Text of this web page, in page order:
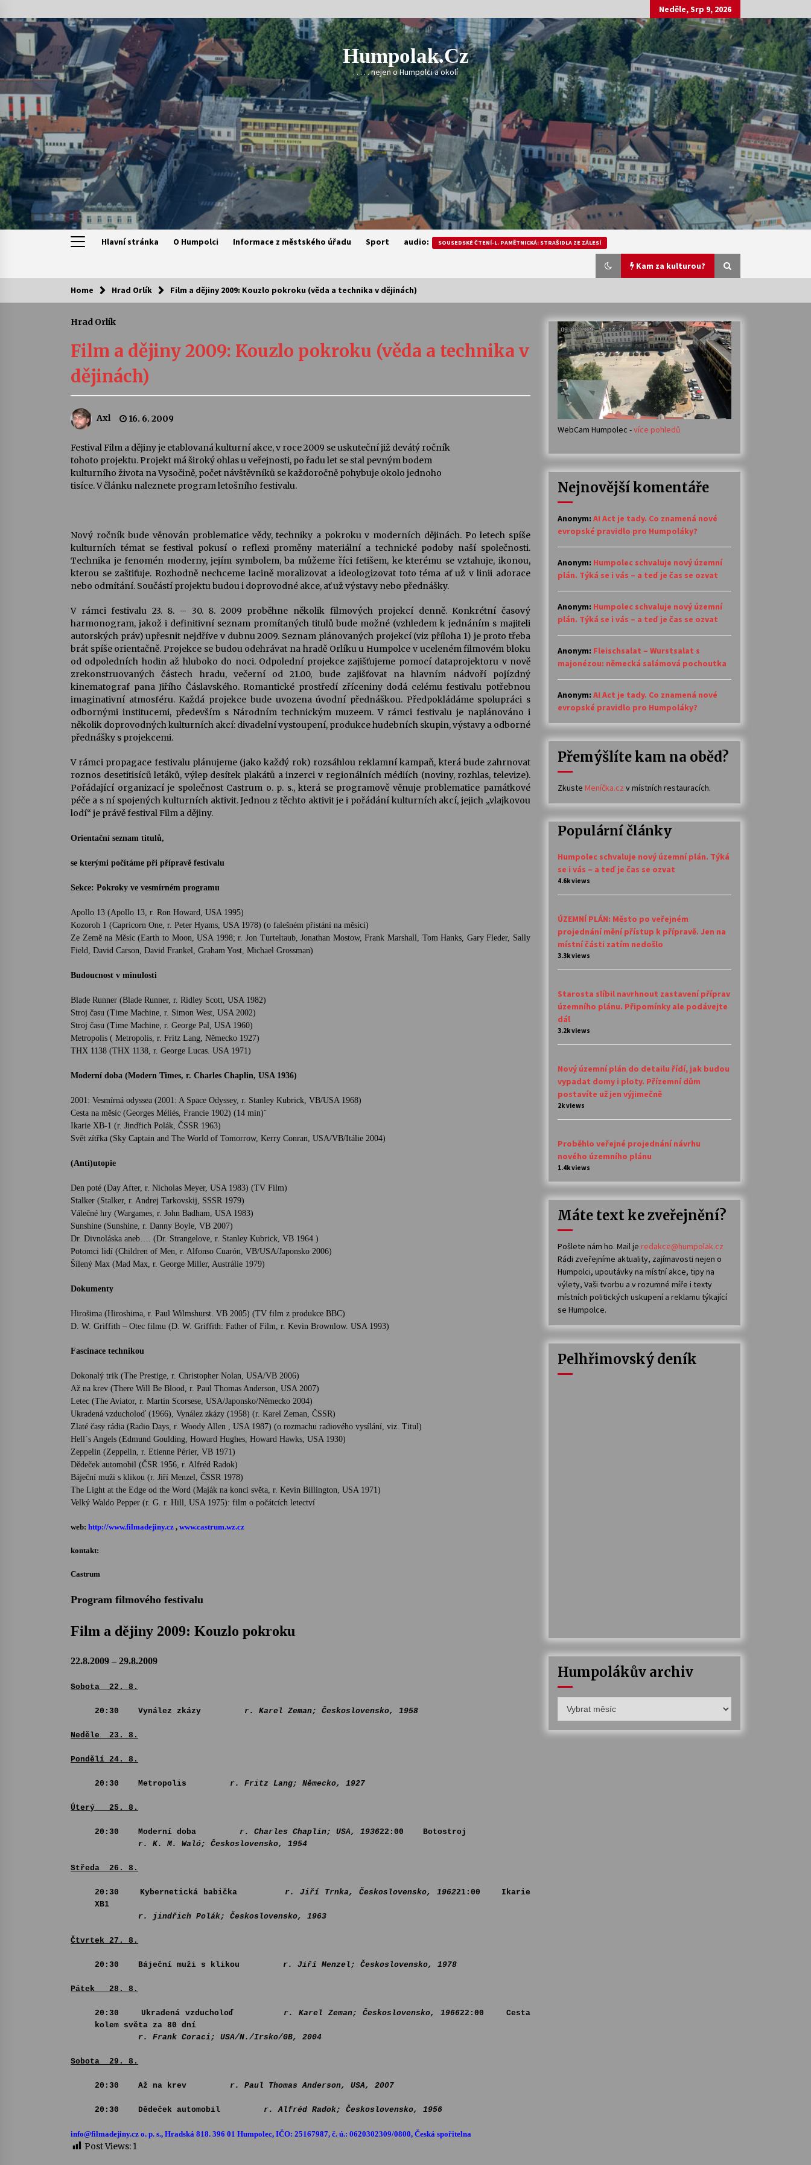
to
content
Neděle, Srp 9, 2026
Humpolak.cz
. . . . . nejen o Humpolci a okolí
Hlavní stránka O Humpolci Informace z městského úřadu Sport audio: SOUSEDSKÉ ČTENÍ-L. PAMĚTNICKÁ: STRAŠIDLA ZE ZÁLESÍ
Kam za kulturou?
Kam za kulturou?
Camerata a Sukuba Ensemble
4. 8. 2026
Stávám se kapkou
30. 7. 2026
Veselí muzikanti
30. 7. 2026
Quijotova šedesátka: 28. 7.–1. 8.
28. 7. 2026
Kolchoz a Jenakaši
Votavžatský ploty
23. 7. 2026
Letní koncerty ve Stromovce: Rufus
Miller
22. 7. 2026
Vysočinka
17. 7. 2026 14. 7. 2026
30. 6. 2026
Home Hrad Orlík Film a dějiny 2009: Kouzlo pokroku (věda a technika v dějinách)
Hrad Orlík
Film a dějiny 2009: Kouzlo pokroku (věda a technika v
dějinách)
Axl 16. 6. 2009
Festival Film a dějiny je etablovaná kulturní akce, v roce 2009 se uskuteční již devátý ročník
tohoto projektu. Projekt má široký ohlas u veřejnosti, po řadu let se stal pevným bodem
kulturního života na Vysočině, počet návštěvníků se každoročně pohybuje okolo jednoho
tisíce. V článku naleznete program letošního festivalu.
Nový ročník bude věnován problematice vědy, techniky a pokroku v moderních dějinách. Po letech spíše
kulturních témat se festival pokusí o reflexi proměny materiální a technické podoby naší společnosti.
Technika je fenomén moderny, jejím symbolem, ba můžeme říci fetišem, ke kterému se vztahuje, ikonou,
kterou se zaštiťuje. Rozhodně nechceme lacině moralizovat a ideologizovat toto téma ať už v linii adorace
nebo odmítání. Součástí projektu budou i doprovodné akce, ať už výstavy nebo přednášky.
V rámci festivalu 23. 8. – 30. 8. 2009 proběhne několik filmových projekcí denně. Konkrétní časový
harmonogram, jakož i definitivní seznam promítaných titulů bude možné (vzhledem k jednáním s majiteli
autorských práv) upřesnit nejdříve v dubnu 2009. Seznam plánovaných projekcí (viz příloha 1) je proto třeba
brát spíše orientačně. Projekce se budou odehrávat na hradě Orlíku u Humpolce v uceleném filmovém bloku
od odpoledních hodin až hluboko do noci. Odpolední projekce zajišťujeme pomocí dataprojektoru v nově
zrekonstruovaných částech hradu, večerní od 21.00, bude zajišťovat na hlavním nádvoří pojízdný
kinematograf pana Jiřího Čáslavského. Romantické prostředí zříceniny dodá celému festivalu potřebnou
imaginativní atmosféru. Každá projekce bude uvozena úvodní přednáškou. Předpokládáme spolupráci s
odbornými institucemi, především s Národním technickým muzeem. V rámci festivalu je naplánováno i
několik doprovodných kulturních akcí: divadelní vystoupení, produkce hudebních skupin, výstavy a odborné
přednášky s projekcemi.
V rámci propagace festivalu plánujeme (jako každý rok) rozsáhlou reklamní kampaň, která bude zahrnovat
roznos desetitisíců letáků, výlep desítek plakátů a inzerci v regionálních médiích (noviny, rozhlas, televize).
Pořádající organizací je společnost Castrum o. p. s., která se programově věnuje problematice památkové
péče a s ní spojených kulturních aktivit. Jednou z těchto aktivit je i pořádání kulturních akcí, jejich „vlajkovou
lodí“ je právě festival Film a dějiny.
Orientační seznam titulů,
se kterými počítáme při přípravě festivalu
Sekce: Pokroky ve vesmírném programu
Apollo 13 (Apollo 13, r. Ron Howard, USA 1995)
Kozoroh 1 (Capricorn One, r. Peter Hyams, USA 1978) (o falešném přistání na měsíci)
Ze Země na Měsíc (Earth to Moon, USA 1998; r. Jon Turteltaub, Jonathan Mostow, Frank Marshall, Tom Hanks, Gary Fleder, Sally
Field, David Carson, David Frankel, Graham Yost, Michael Grossman)
Budoucnost v minulosti
Blade Runner (Blade Runner, r. Ridley Scott, USA 1982)
Stroj času (Time Machine, r. Simon West, USA 2002)
Stroj času (Time Machine, r. George Pal, USA 1960)
Metropolis ( Metropolis, r. Fritz Lang, Německo 1927)
THX 1138 (THX 1138, r. George Lucas. USA 1971)
Moderní doba (Modern Times, r. Charles Chaplin, USA 1936)
2001: Vesmírná odyssea (2001: A Space Odyssey, r. Stanley Kubrick, VB/USA 1968)
Cesta na měsíc (Georges Méliés, Francie 1902) (14 min)¨
Ikarie XB-1 (r. Jindřich Polák, ČSSR 1963)
Svět zítřka (Sky Captain and The World of Tomorrow, Kerry Conran, USA/VB/Itálie 2004)
(Anti)utopie
Den poté (Day After, r. Nicholas Meyer, USA 1983) (TV Film)
Stalker (Stalker, r. Andrej Tarkovskij, SSSR 1979)
Válečné hry (Wargames, r. John Badham, USA 1983)
Sunshine (Sunshine, r. Danny Boyle, VB 2007)
Dr. Divnoláska aneb…. (Dr. Strangelove, r. Stanley Kubrick, VB 1964 )
Potomci lidí (Children of Men, r. Alfonso Cuarón, VB/USA/Japonsko 2006)
Šílený Max (Mad Max, r. George Miller, Austrálie 1979)
Dokumenty
Hirošima (Hiroshima, r. Paul Wilmshurst. VB 2005) (TV film z produkce BBC)
D. W. Griffith – Otec filmu (D. W. Griffith: Father of Film, r. Kevin Brownlow. USA 1993)
Fascinace technikou
Dokonalý trik (The Prestige, r. Christopher Nolan, USA/VB 2006)
Až na krev (There Will Be Blood, r. Paul Thomas Anderson, USA 2007)
Letec (The Aviator, r. Martin Scorsese, USA/Japonsko/Německo 2004)
Ukradená vzducholoď (1966), Vynález zkázy (1958) (r. Karel Zeman, ČSSR)
Zlaté časy rádia (Radio Days, r. Woody Allen , USA 1987) (o rozmachu radiového vysílání, viz. Titul)
Hell´s Angels (Edmund Goulding, Howard Hughes, Howard Hawks, USA 1930)
Zeppelin (Zeppelin, r. Etienne Périer, VB 1971)
Dědeček automobil (ČSR 1956, r. Alfréd Radok)
Báječní muži s klikou (r. Jiří Menzel, ČSSR 1978)
The Light at the Edge od the Word (Maják na konci světa, r. Kevin Billington, USA 1971)
Velký Waldo Pepper (r. G. r. Hill, USA 1975): film o počátcích letectví
web: http://www.filmadejiny.cz , www.castrum.wz.cz
kontakt:
Castrum
Program filmového festivalu
Film a dějiny 2009: Kouzlo pokroku
22.8.2009 – 29.8.2009
Sobota 22. 8.
20:30 Vynález zkázy r. Karel Zeman; Československo, 1958
Neděle 23. 8.
Pondělí 24. 8 .
20:30 Metropolis r. Fritz Lang; Německo, 1927
Úterý 25 . 8 .
20:30 Moderní doba r. Charles Chaplin; USA, 193622:00 Botostroj
r. K. M. Waló; Československo, 1954
Středa 26 . 8 .
20:30 Kybernetická babička r. Jiří Trnka, Československo, 196221:00 Ikarie
XB1
r. jindřich Polák; Československo, 1963
Čtvrtek 27 . 8 .
20:30 Báječní muži s klikou r. Jiří Menzel; Československo, 1978
Pátek 28 . 8 .
20:30 Ukradená vzducholoď r. Karel Zeman; Československo, 196622:00 Cesta
kolem světa za 80 dní
r. Frank Coraci; USA/N./Irsko/GB, 2004
Sobota 29. 8 .
20:30 Až na krev r. Paul Thomas Anderson, USA, 2007
20:30 Dědeček automobil r. Alfréd Radok; Československo, 1956
info@filmadejiny.cz o. p. s., Hradská 818. 396 01 Humpolec, IČO: 25167987, č. ú.: 0620302309/0800, Česká spořitelna
Post Views: 1
WebCam Humpolec -více pohledů
Nejnovější komentáře
Anonym: AI Act je tady. Co znamená nové
evropské pravidlo pro Humpoláky?
Anonym: Humpolec schvaluje nový územní
plán. Týká se i vás – a teď je čas se ozvat
Anonym: Humpolec schvaluje nový územní
plán. Týká se i vás – a teď je čas se ozvat
Anonym: Fleischsalat – Wurstsalat s
majonézou: německá salámová pochoutka
Anonym: AI Act je tady. Co znamená nové
evropské pravidlo pro Humpoláky?
Přemýšlíte kam na oběd?
Zkuste Meníčka.cz v místních restauracích.
Populární články
Humpolec schvaluje nový územní plán. Týká
se i vás – a teď je čas se ozvat
4.6k views
ÚZEMNÍ PLÁN: Město po veřejném
projednání mění přístup k přípravě. Jen na
místní části zatím nedošlo
3.3k views
Starosta slíbil navrhnout zastavení příprav
územního plánu. Připomínky ale podávejte
dál
3.2k views
Nový územní plán do detailu řídí, jak budou
vypadat domy i ploty. Přízemní dům
postavíte už jen výjimečně
2k views
Proběhlo veřejné projednání návrhu
nového územního plánu
1.4k views
Máte text ke zveřejnění?
Pošlete nám ho. Mail je redakce@humpolak.cz
Rádi zveřejníme aktuality, zajímavosti nejen o
Humpolci, upoutávky na místní akce, tipy na
výlety, Vaši tvorbu a v rozumné míře i texty
místních politických uskupení a reklamu týkající
se Humpolce.
Pelhřimovský deník
Humpolákův archiv
archiv